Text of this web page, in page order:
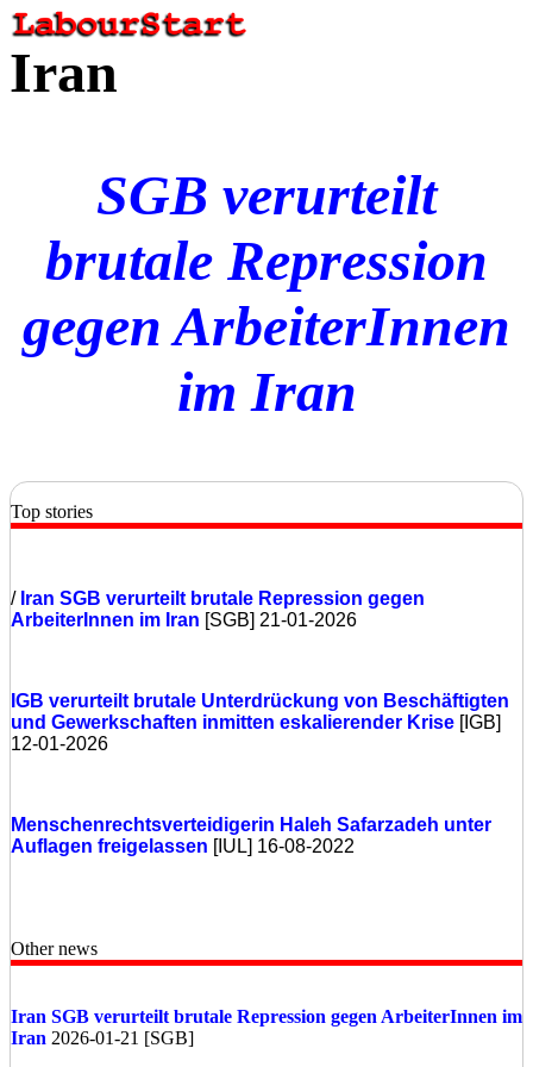
Iran
SGB verurteilt
brutale Repression
gegen ArbeiterInnen
im Iran
Top stories
/ Iran SGB verurteilt brutale Repression gegen
ArbeiterInnen im Iran [SGB] 21-01-2026
IGB verurteilt brutale Unterdrückung von Beschäftigten
und Gewerkschaften inmitten eskalierender Krise [IGB]
12-01-2026
Menschenrechtsverteidigerin Haleh Safarzadeh unter
Auflagen freigelassen [IUL] 16-08-2022
Other news
Iran SGB verurteilt brutale Repression gegen ArbeiterInnen im
Iran 2026-01-21 [SGB]